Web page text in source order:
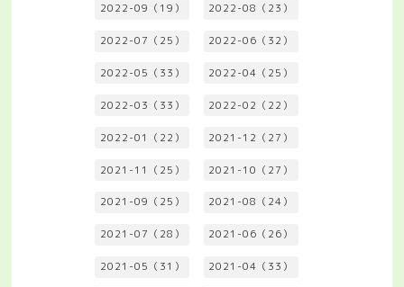
2022-09（19） 2022-08（23）
2022-07（25） 2022-06（32）
2022-05（33） 2022-04（25）
2022-03（33） 2022-02（22）
2022-01（22） 2021-12（27）
2021-11（25） 2021-10（27）
2021-09（25） 2021-08（24）
2021-07（28） 2021-06（26）
2021-05（31） 2021-04（33）